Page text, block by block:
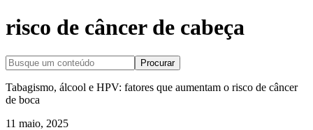
risco de câncer de cabeça
Procurar
Tabagismo, álcool e HPV: fatores que aumentam o risco de câncer
de boca
11 maio, 2025